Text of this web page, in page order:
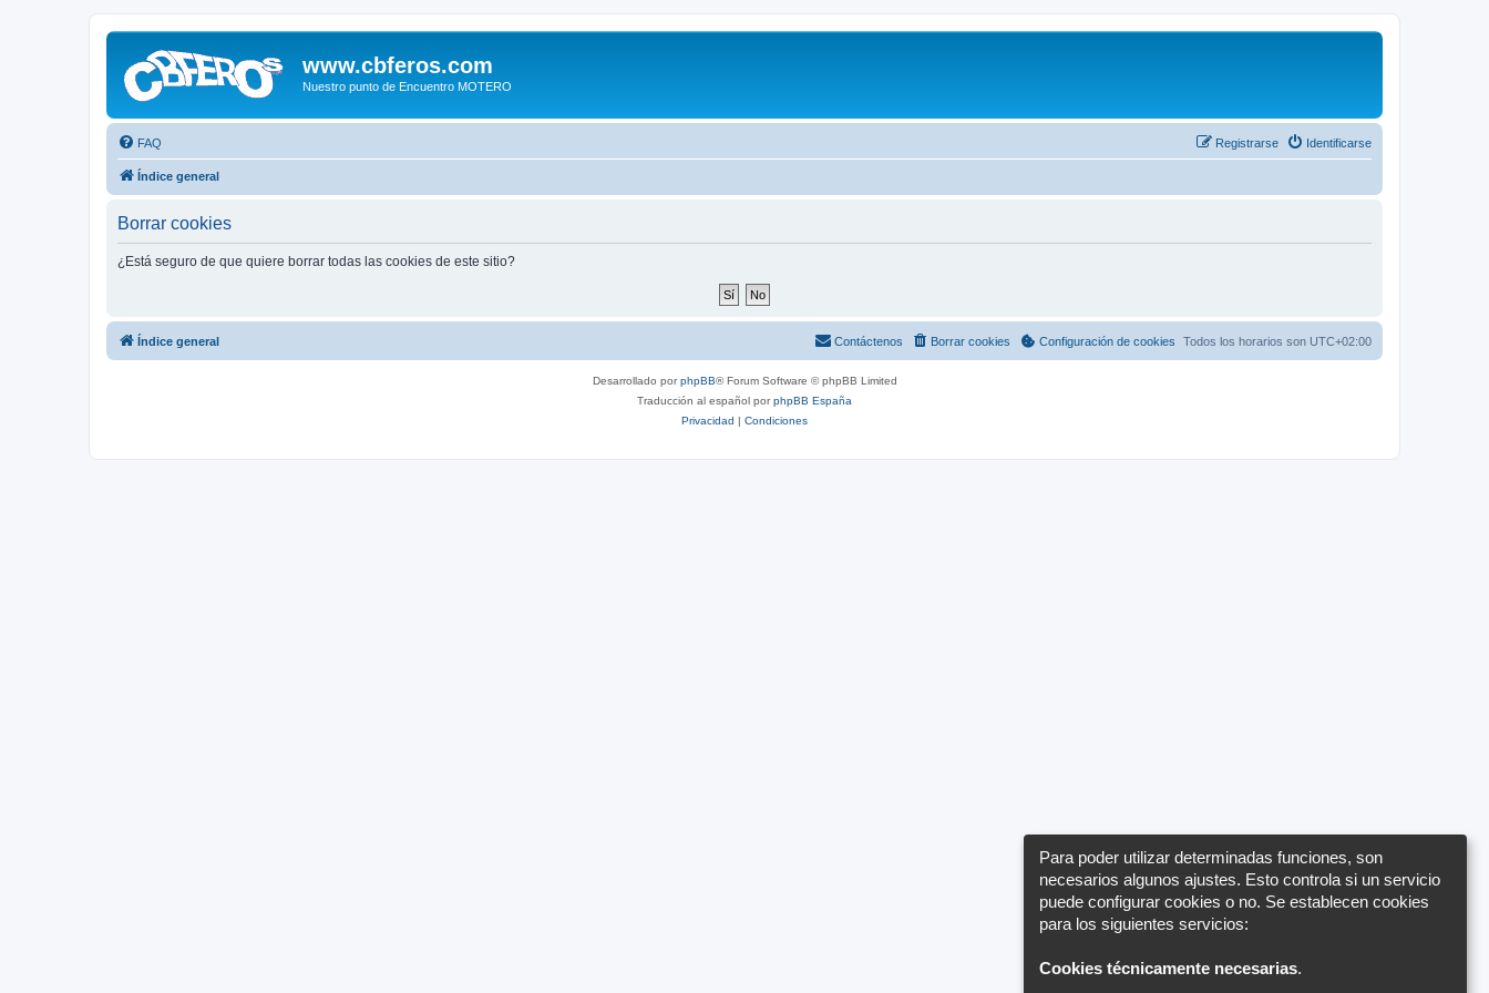
www.cbferos.com
Nuestro punto de Encuentro MOTERO
FAQ Identificarse
Registrarse
Índice general
Borrar cookies
¿Está seguro de que quiere borrar todas las cookies de este sitio?
Índice general Todos los horarios son UTC+02:00
Configuración de cookies
Borrar cookies
Contáctenos
Desarrollado porphpBB® Forum Software © phpBB Limited
Traducción al español porphpBB España
Privacidad | Condiciones
Para poder utilizar determinadas funciones, son
necesarios algunos ajustes. Esto controla si un servicio
puede configurar cookies o no. Se establecen cookies
para los siguientes servicios:
Cookies técnicamente necesarias.